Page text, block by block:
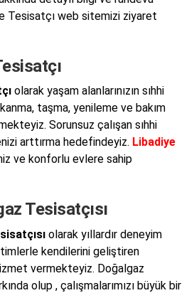
Tesisatçı web sitemizi ziyaret
olarak yaşam alanlarınızın sıhhi
taşma, yenileme ve bakım
Sorunsuz çalışan sıhhi
arttırma hedefindeyiz. Libadiye
ve konforlu evlere sahip
Tesisatçısı
olarak yıllardır deneyim
kendilerini geliştiren
vermekteyiz. Doğalgaz
olup , çalışmalarımızı büyük bir